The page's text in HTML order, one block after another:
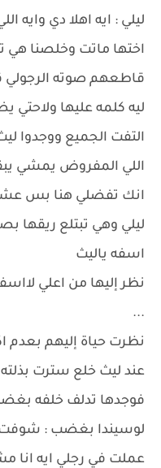
ليلي : ايه اهلا دي وايه
اختها ماتت وخلصنا هي
قاطعهم صوته الرجولي
ليه كلمه عليها ولاحتي
التفت الجميع ووجدوا
اللي المفروض يمشي
انك تفضلي هنا بس
ليلي وهي تبتلع ريقها
اسفه ياليث
نظر إليها من اعلي
...
نظرت حياة إليهم بعدم
عند ليث خلع سترت
فوجدها تدلف خلفه
لوسيندا بغضب : شوفت
عملت في رجلي ايه انا